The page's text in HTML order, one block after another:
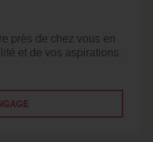
près de chez vous en
et de vos aspirations.